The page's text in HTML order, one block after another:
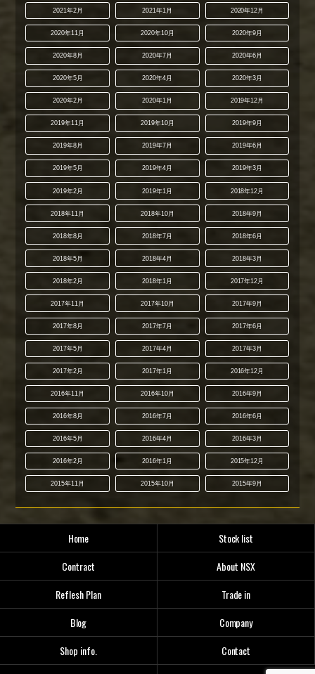
2021年2月 2021年1月 2020年12月
2020年11月 2020年10月 2020年9月
2020年8月 2020年7月 2020年6月
2020年5月 2020年4月 2020年3月
2020年2月 2020年1月 2019年12月
2019年11月 2019年10月 2019年9月
2019年8月 2019年7月 2019年6月
2019年5月 2019年4月 2019年3月
2019年2月 2019年1月 2018年12月
2018年11月 2018年10月 2018年9月
2018年8月 2018年7月 2018年6月
2018年5月 2018年4月 2018年3月
2018年2月 2018年1月 2017年12月
2017年11月 2017年10月 2017年9月
2017年8月 2017年7月 2017年6月
2017年5月 2017年4月 2017年3月
2017年2月 2017年1月 2016年12月
2016年11月 2016年10月 2016年9月
2016年8月 2016年7月 2016年6月
2016年5月 2016年4月 2016年3月
2016年2月 2016年1月 2015年12月
2015年11月 2015年10月 2015年9月
Home
Stock list
Contract
About NSX
Reflesh Plan
Trade in
Blog
Company
Shop info.
Contact